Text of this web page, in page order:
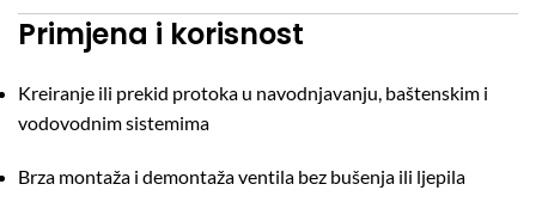
Primjena i korisnost
Kreiranje ili prekid protoka u navodnjavanju, baštenskim i
vodovodnim sistemima
Brza montaža i demontaža ventila bez bušenja ili ljepila